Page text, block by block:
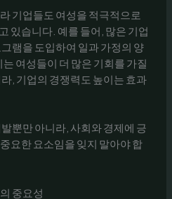
기업들도 여성을 적극적으로
있습니다. 예를 들어, 많은 기업
램을 도입하여 일과 가정의 양
여성들이 더 많은 기회를 가질
, 기업의 경쟁력도 높이는 효과
뿐만 아니라, 사회와 경제에 긍
요한 요소임을 잊지 말아야 합
중요성